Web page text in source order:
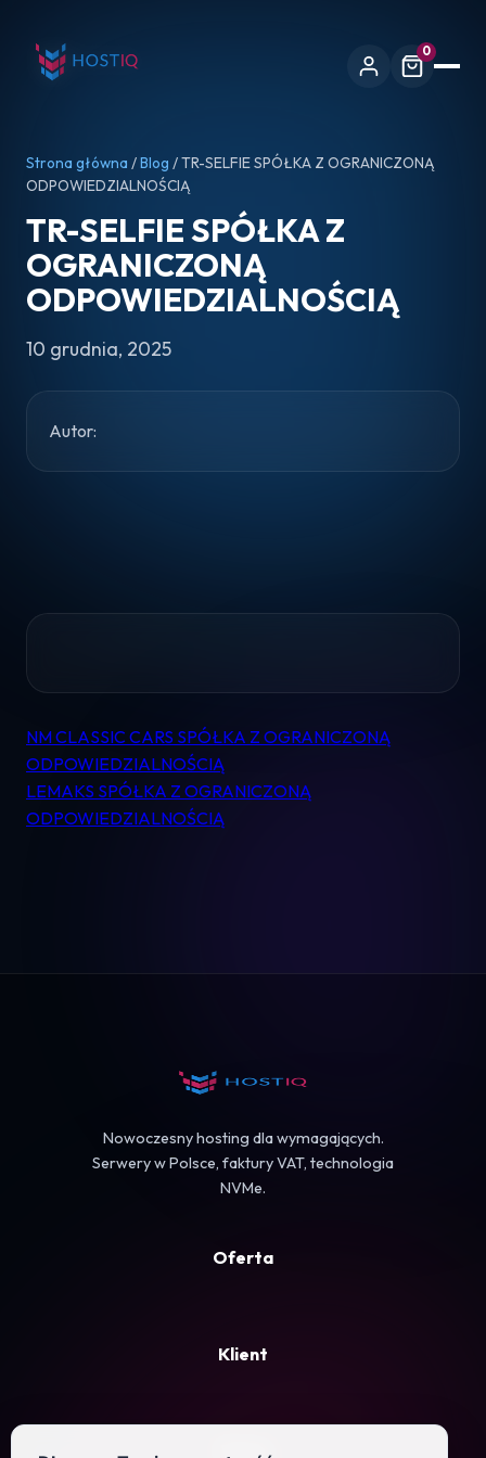
0
Pomoc
Kontakt
Strona główna /Blog / TR-SELFIE SPÓŁKA Z OGRANICZONĄ
ODPOWIEDZIALNOŚCIĄ
TR-SELFIE SPÓŁKA Z
OGRANICZONĄ
ODPOWIEDZIALNOŚCIĄ
10 grudnia, 2025
Autor:
Nawigacja
wpisu
NM CLASSIC CARS SPÓŁKA Z OGRANICZONĄ
ODPOWIEDZIALNOŚCIĄ
LEMAKS SPÓŁKA Z OGRANICZONĄ
ODPOWIEDZIALNOŚCIĄ
Nowoczesny hosting dla wymagających.
Serwery w Polsce, faktury VAT, technologia
NVMe.
Oferta
Klient
Firma